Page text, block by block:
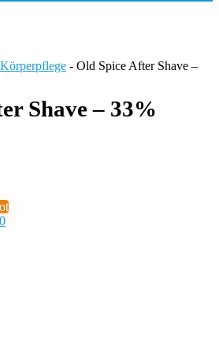
- Old Spice After Shave –
Shave – 33%
0